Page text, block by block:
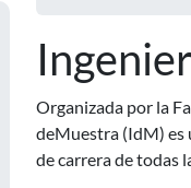
Organizada por la
deMuestra (IdM) es
de carrera de todas